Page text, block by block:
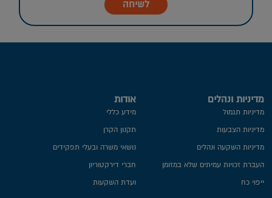
לשיחה
אודות
מידע כללי
תקנון הקרן
נושאי משרה ובעלי תפקידים
חברי דירקטוריון
ועדת השקעות
מדיניות ונהלים
מדיניות תגמול
מדיניות הצבעות
מדיניות השקעה ונהלים
העברת זכויות עמיתים שלא במזומן
ייפוי כח